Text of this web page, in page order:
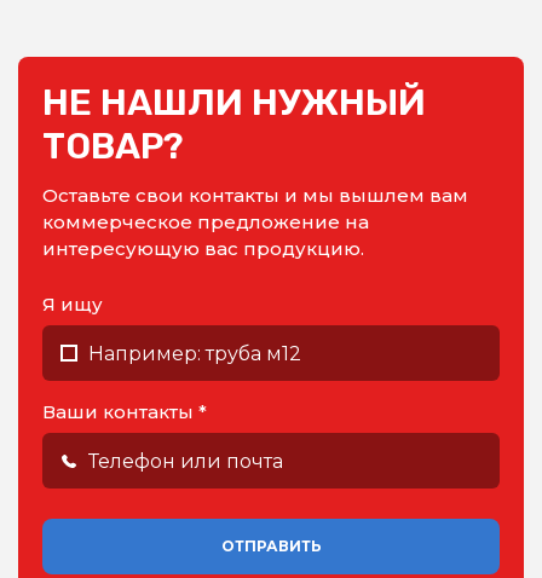
НЕ НАШЛИ НУЖНЫЙ
ТОВАР?
Оставьте свои контакты и мы вышлем вам
коммерческое предложение на
интересующую вас продукцию.
Я ищу
Ваши контакты *
ОТПРАВИТЬ